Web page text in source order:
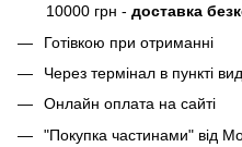
10000 грн - доставка
Готівкою при отриманні
Через термінал в пункті
Онлайн оплата на сайті
"Покупка частинами" від